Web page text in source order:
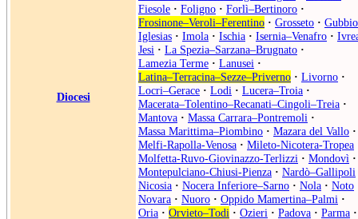
Diocesi
Fiesole · Foligno · Forlì–Bertinoro ·
Frosinone–Veroli–Ferentino · Grosseto · Gubbio
Iglesias · Imola · Ischia · Isernia–Venafro ·
Jesi · La Spezia–Sarzana–Brugnato ·
Lamezia Terme · Lanusei ·
Latina–Terracina–Sezze–Priverno · Livorno ·
Locri–Gerace · Lodi · Lucera–Troia ·
Macerata–Tolentino–Recanati–Cingoli–Treia ·
Mantova · Massa Carrara–Pontremoli ·
Massa Marittima–Piombino · Mazara del Vallo ·
Melfi-Rapolla-Venosa · Mileto-Nicotera-Tropea
Molfetta-Ruvo-Giovinazzo-Terlizzi · Mondovì ·
Montepulciano-Chiusi-Pienza · Nardò–Gallipoli
Nicosia · Nocera Inferiore–Sarno · Nola · Noto
Novara · Nuoro · Oppido Mamertina–Palmi ·
Oria · Orvieto–Todi · Ozieri · Padova · Parma ·